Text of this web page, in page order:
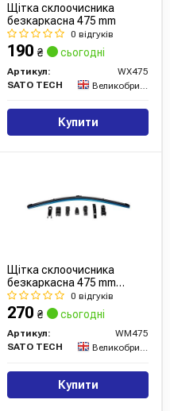
Щітка склоочисника
безкаркасна 475 mm
0 відгуків
190 ₴ сьогодні
Артикул:
WX475
SATO TECH
Великобританія
Купити
Щітка склоочисника
безкаркасна 475 mm
multifunctional0 відгуків
270 ₴ сьогодні
Артикул:
WM475
SATO TECH
Великобританія
Купити